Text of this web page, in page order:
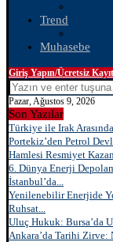
Trend
Muhasebe
Giriş Yapın/Ücretsiz
Pazar, Ağustos 9, 2026
Son Yazılar
Türkiye ile Irak
Portekiz’den Petrol
Hamlesi Resmiyet
6. Dünya Enerji
İstanbul’da...
Yenilenebilir Enerjide
Ruhsat...
Uluç Hukuk: Bursa’da
Ankara’da Tarihi Zirve: